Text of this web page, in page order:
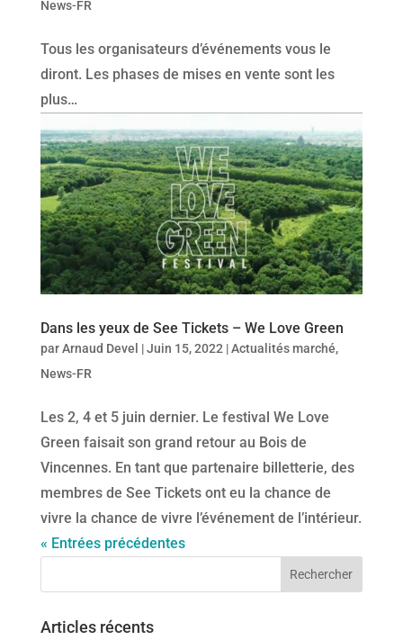
News-FR
Tous les organisateurs d’événements vous le
diront. Les phases de mises en vente sont les
plus…
Dans les yeux de See Tickets – We Love Green
parArnaud Devel |Juin 15, 2022 |Actualités marché,
News-FR
Les 2, 4 et 5 juin dernier. Le festival We Love
Green faisait son grand retour au Bois de
Vincennes. En tant que partenaire billetterie, des
membres de See Tickets ont eu la chance de
vivre la chance de vivre l’événement de l’intérieur.
« Entrées précédentes
Articles récents